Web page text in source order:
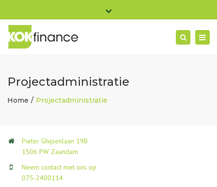
Pieter Ghijsenlaan 19B 1506 PW Zaandam
info@kokfinance.nl
075-2400114
Close
Search
Projectadministratie
Home Projectadministratie
Pieter Ghijsenlaan 19B
1506 PW Zaandam
Neem contact met ons op
075-2400114